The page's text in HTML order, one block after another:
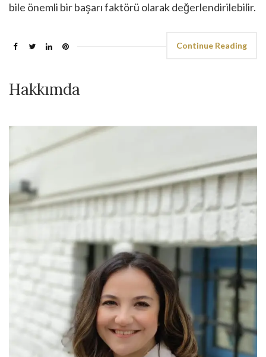
bile önemli bir başarı faktörü olarak değerlendirilebilir.
Continue Reading
Hakkımda